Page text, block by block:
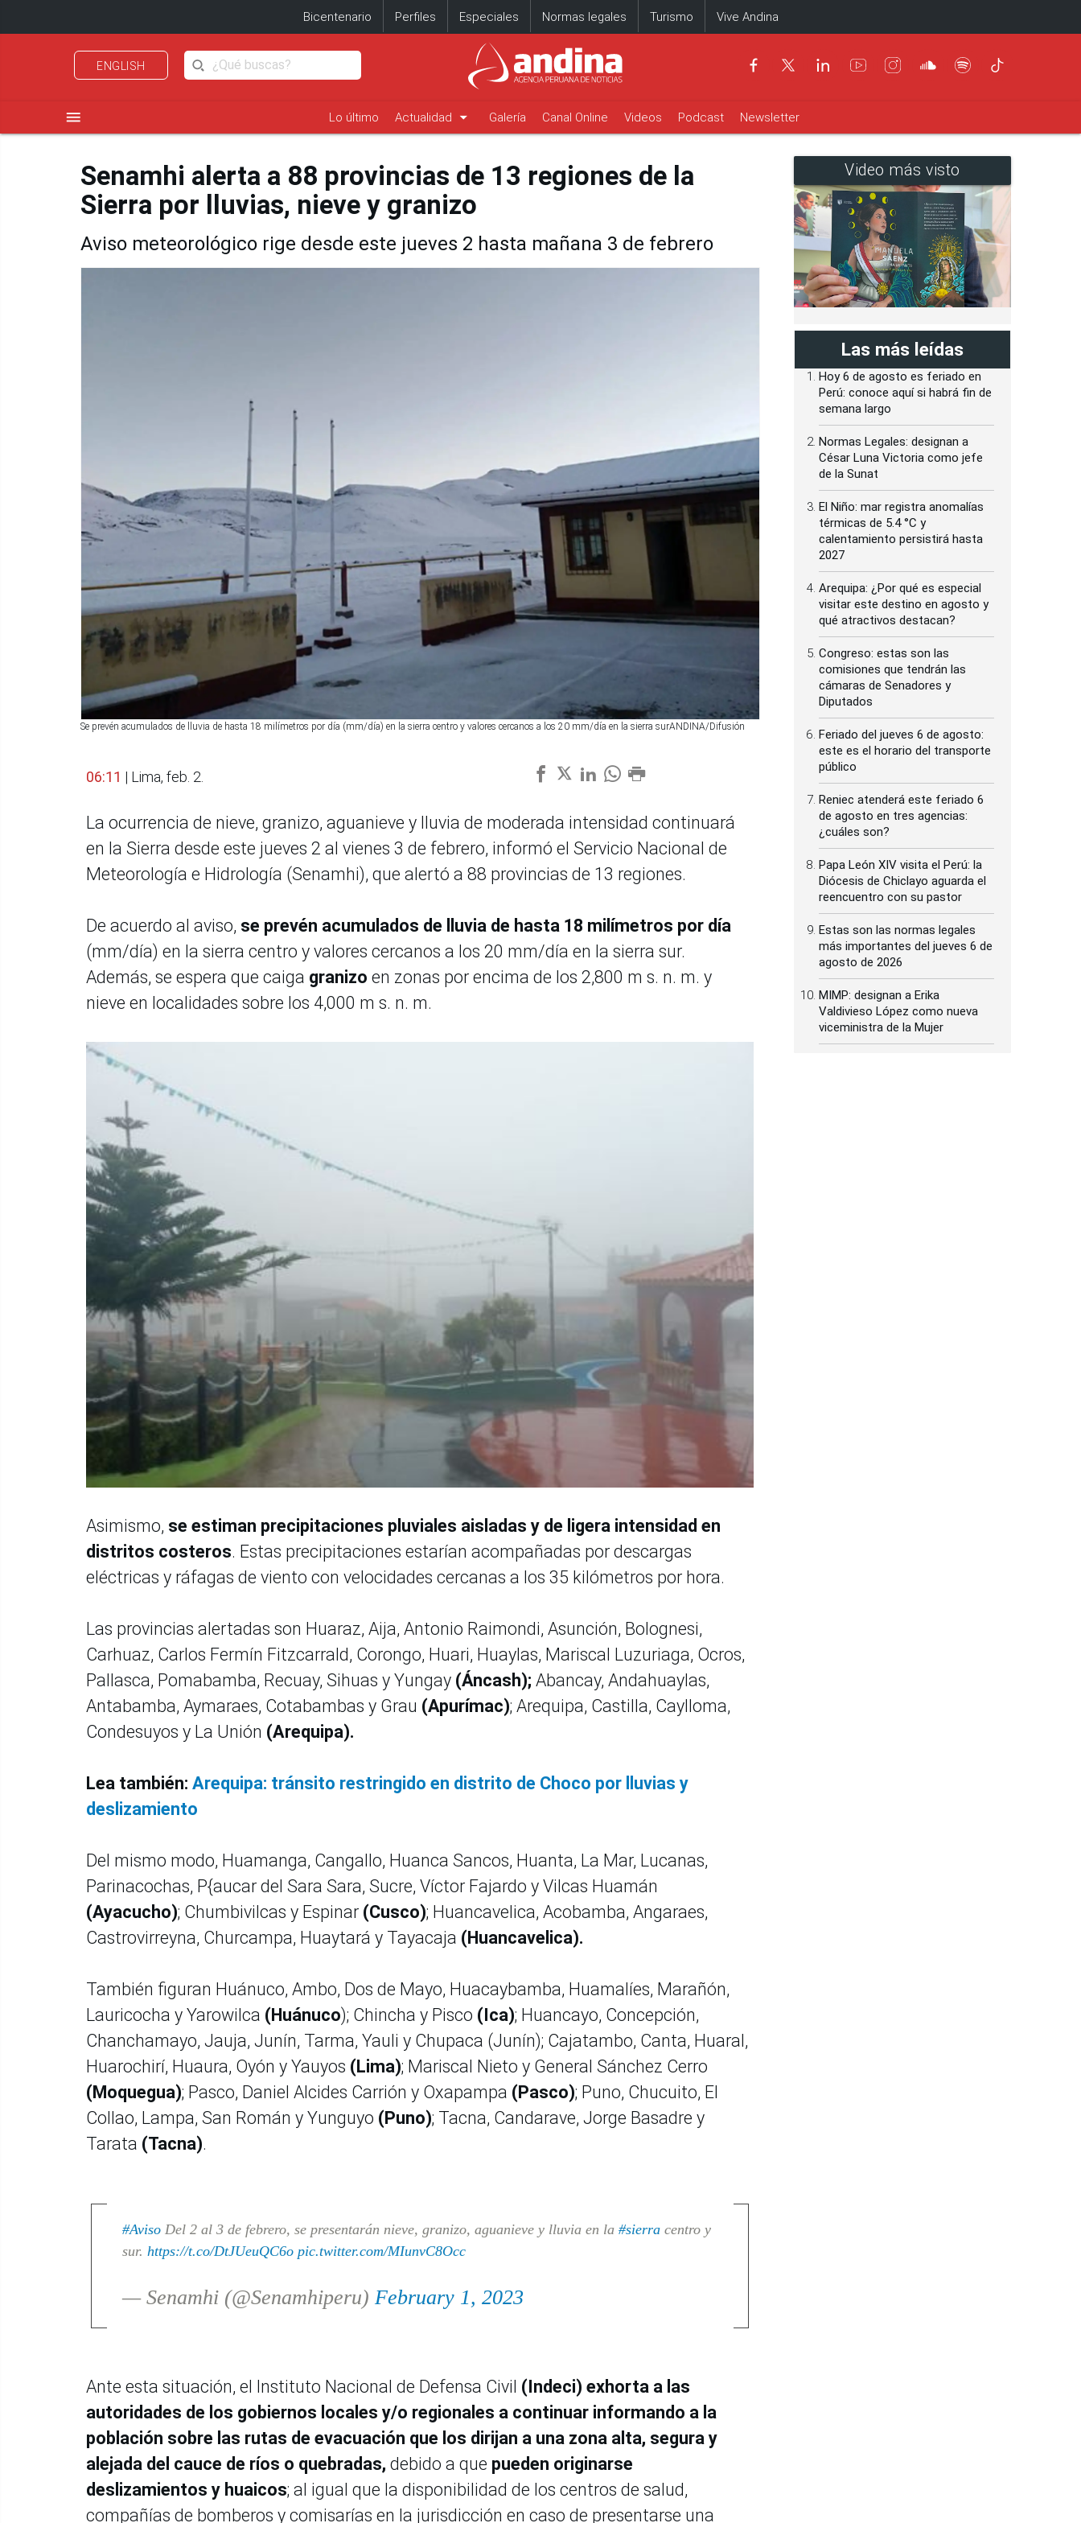
Bicentenario Perfiles Especiales Normas legales Turismo Vive Andina
ENGLISH
menu Lo último Actualidad arrow_drop_down Galería Canal Online Videos Podcast Newsletter
Senamhi alerta a 88 provincias de 13 regiones de la
Sierra por lluvias, nieve y granizo
Aviso meteorológico rige desde este jueves 2 hasta mañana 3 de febrero
Se prevén acumulados de lluvia de hasta 18 milímetros por día (mm/día) en la sierra centro y valores cercanos a los 20 mm/día en la sierra surANDINA/Difusión
06:11 | Lima, feb. 2.
La ocurrencia de nieve, granizo, aguanieve y lluvia de moderada intensidad continuará
en la Sierra desde este jueves 2 al vienes 3 de febrero, informó el Servicio Nacional de
Meteorología e Hidrología (Senamhi), que alertó a 88 provincias de 13 regiones.
De acuerdo al aviso, se prevén acumulados de lluvia de hasta 18 milímetros por día
(mm/día) en la sierra centro y valores cercanos a los 20 mm/día en la sierra sur.
Además, se espera que caiga granizo en zonas por encima de los 2,800 m s. n. m. y
nieve en localidades sobre los 4,000 m s. n. m.
Asimismo, se estiman precipitaciones pluviales aisladas y de ligera intensidad en
distritos costeros. Estas precipitaciones estarían acompañadas por descargas
eléctricas y ráfagas de viento con velocidades cercanas a los 35 kilómetros por hora.
Las provincias alertadas son Huaraz, Aija, Antonio Raimondi, Asunción, Bolognesi,
Carhuaz, Carlos Fermín Fitzcarrald, Corongo, Huari, Huaylas, Mariscal Luzuriaga, Ocros,
Pallasca, Pomabamba, Recuay, Sihuas y Yungay (Áncash); Abancay, Andahuaylas,
Antabamba, Aymaraes, Cotabambas y Grau (Apurímac); Arequipa, Castilla, Caylloma,
Condesuyos y La Unión (Arequipa).
Lea también: Arequipa: tránsito restringido en distrito de Choco por lluvias y
deslizamiento
Del mismo modo, Huamanga, Cangallo, Huanca Sancos, Huanta, La Mar, Lucanas,
Parinacochas, P{aucar del Sara Sara, Sucre, Víctor Fajardo y Vilcas Huamán
(Ayacucho); Chumbivilcas y Espinar (Cusco); Huancavelica, Acobamba, Angaraes,
Castrovirreyna, Churcampa, Huaytará y Tayacaja (Huancavelica).
También figuran Huánuco, Ambo, Dos de Mayo, Huacaybamba, Huamalíes, Marañón,
Lauricocha y Yarowilca (Huánuco); Chincha y Pisco (Ica); Huancayo, Concepción,
Chanchamayo, Jauja, Junín, Tarma, Yauli y Chupaca (Junín); Cajatambo, Canta, Huaral,
Huarochirí, Huaura, Oyón y Yauyos (Lima); Mariscal Nieto y General Sánchez Cerro
(Moquegua); Pasco, Daniel Alcides Carrión y Oxapampa (Pasco); Puno, Chucuito, El
Collao, Lampa, San Román y Yunguyo (Puno); Tacna, Candarave, Jorge Basadre y
Tarata (Tacna).
#AvisoDel 2 al 3 de febrero, se presentarán nieve, granizo, aguanieve y lluvia en la #sierracentro y
sur. https://t.co/DtJUeuQC6o pic.twitter.com/MIunvC8Occ
— Senamhi (@Senamhiperu) February 1, 2023
Ante esta situación, el Instituto Nacional de Defensa Civil (Indeci) exhorta a las
autoridades de los gobiernos locales y/o regionales a continuar informando a la
población sobre las rutas de evacuación que los dirijan a una zona alta, segura y
alejada del cauce de ríos o quebradas, debido a que pueden originarse
deslizamientos y huaicos; al igual que la disponibilidad de los centros de salud,
compañías de bomberos y comisarías en la jurisdicción en caso de presentarse una
Video más visto
Las más leídas
Hoy 6 de agosto es feriado en
Perú: conoce aquí si habrá fin de
semana largo
Normas Legales: designan a
César Luna Victoria como jefe
de la Sunat
El Niño: mar registra anomalías
térmicas de 5.4 °C y
calentamiento persistirá hasta
2027
Arequipa: ¿Por qué es especial
visitar este destino en agosto y
qué atractivos destacan?
Congreso: estas son las
comisiones que tendrán las
cámaras de Senadores y
Diputados
Feriado del jueves 6 de agosto:
este es el horario del transporte
público
Reniec atenderá este feriado 6
de agosto en tres agencias:
¿cuáles son?
Papa León XIV visita el Perú: la
Diócesis de Chiclayo aguarda el
reencuentro con su pastor
Estas son las normas legales
más importantes del jueves 6 de
agosto de 2026
MIMP: designan a Erika
Valdivieso López como nueva
viceministra de la Mujer